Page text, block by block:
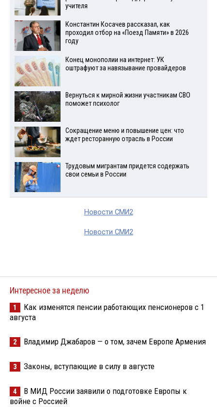
учителя
Константин Косачев рассказал, как
проходил отбор на «Поезд Памяти» в 2026
году
Конец монополии на интернет: УК
оштрафуют за навязывание провайдеров
Вернуться к мирной жизни участникам СВО
поможет психолог
Сокращение меню и повышение цен: что
ждет ресторанную отрасль в России
Трудовым мигрантам придется содержать
свои семьи в России
Новости СМИ2
Новости СМИ2
Интересное за неделю
1
Как изменятся пенсии работающих пенсионеров с 1
августа
2 Владимир Джабаров — о том, зачем Европе Армения
3 Законы, вступающие в силу в августе
4
В МИД России заявили о подготовке Европы к
войне с Россией